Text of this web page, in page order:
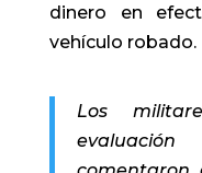
dinero en
vehículo robado.
Los